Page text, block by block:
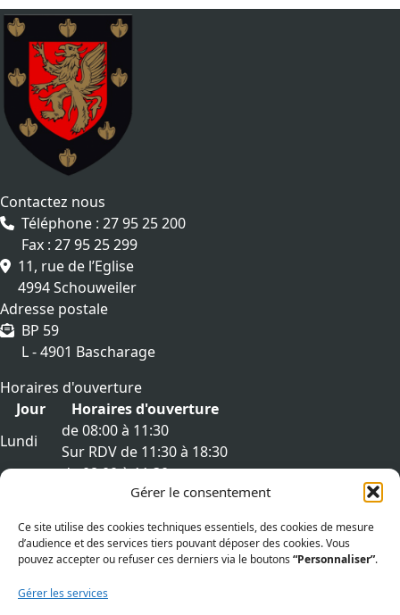
Gérer le consentement
Ce site utilise des cookies techniques essentiels, des cookies de mesure
d’audience et des services tiers pouvant déposer des cookies. Vous
pouvez accepter ou refuser ces derniers via le boutons “Personnaliser”.
Gérer les services
Contactez nous
Téléphone : 27 95 25 200
Fax : 27 95 25 299
11, rue de l’Eglise
4994 Schouweiler
Adresse postale
BP 59
L - 4901 Bascharage
Horaires d'ouverture
Jour
Horaires d'ouverture
Lundi
de 08:00 à 11:30
Sur RDV de 11:30 à 18:30
Mardi
de 08:00 à 11:30
Sur RDV de 11:30 à 18:30
Mercredi
Sur RDV de 11:30 à 18:30
Jeudi
de 08:00 à 11:30
de 08:00 à 11:30